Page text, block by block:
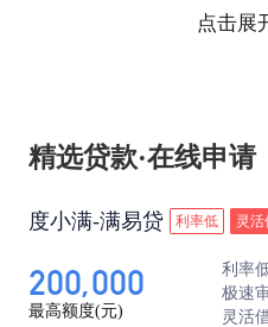
务，放贷行会综合参考
3.信用卡还款信息会被
点击展
精选贷款·在线申请
度小满-满易贷 利率低 灵活
200,000
最高额度(元)
利率
极速
灵活